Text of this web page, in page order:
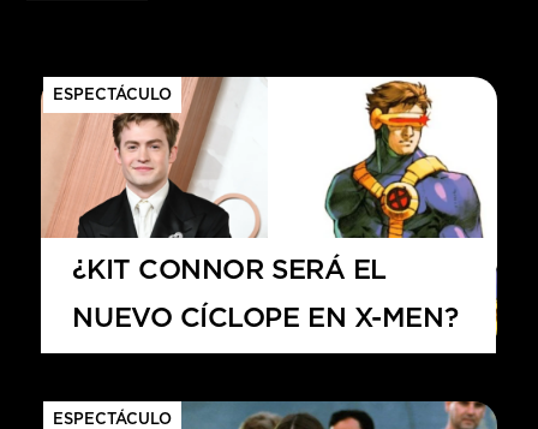
ESPECTÁCULO
¿KIT CONNOR SERÁ EL
NUEVO CÍCLOPE EN X-MEN?
ESPECTÁCULO